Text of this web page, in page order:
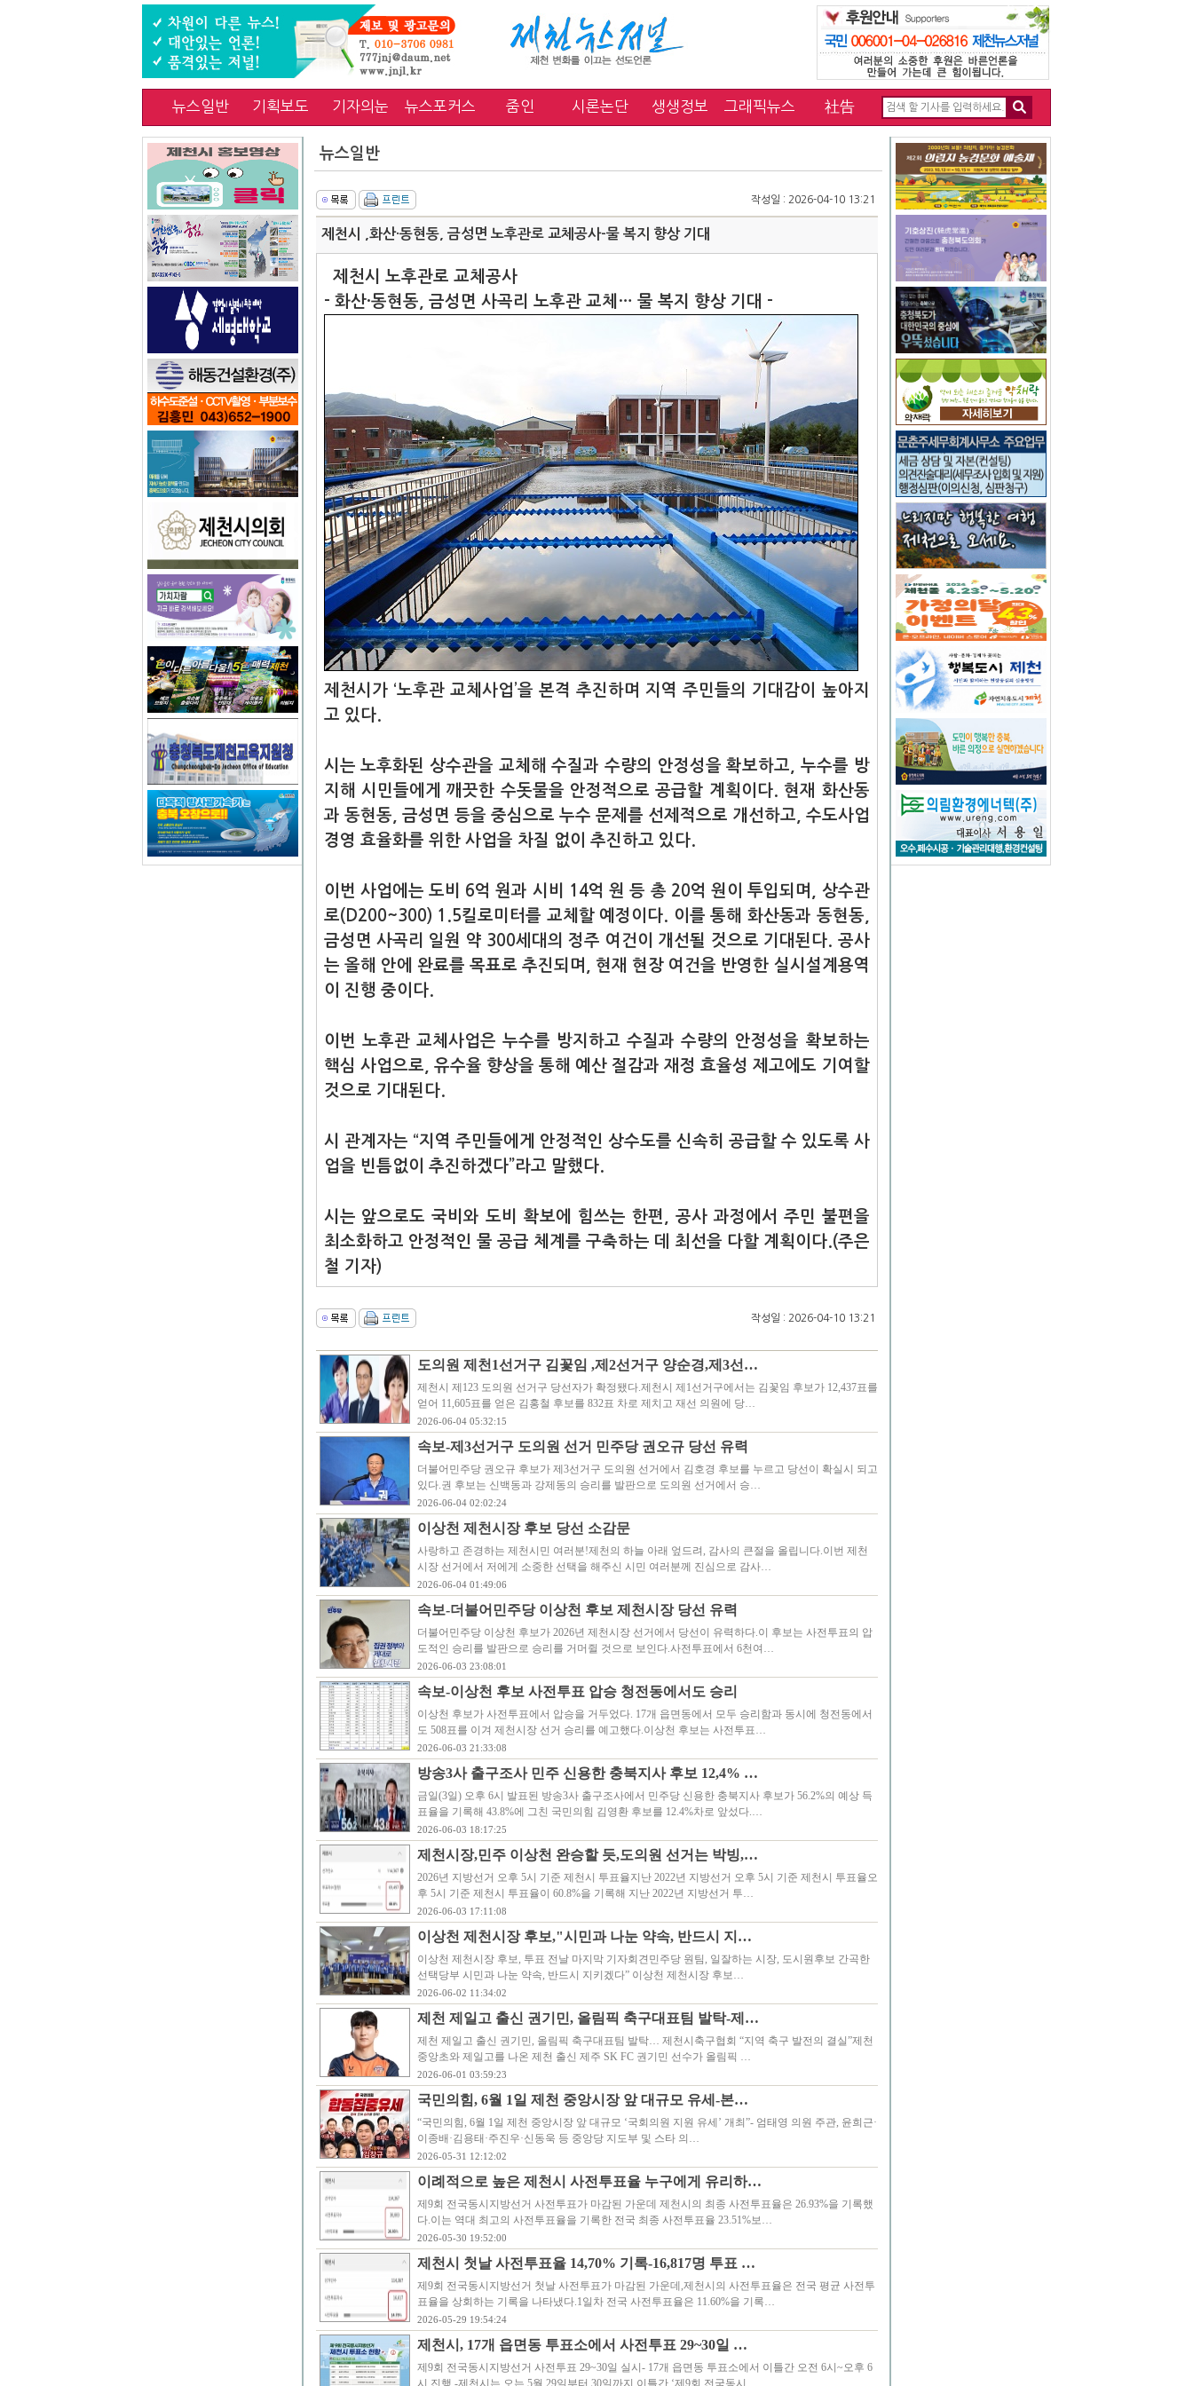
뉴스일반 기획보도 기자의눈 뉴스포커스 줌인 시론논단 생생정보 그래픽뉴스 社告
뉴스일반
작성일 : 2026-04-10 13:21
제천시 ,화산·동현동, 금성면 노후관로 교체공사-물 복지 향상 기대
제천시 노후관로 교체공사
- 화산·동현동, 금성면 사곡리 노후관 교체… 물 복지 향상 기대 -
제천시가 ‘노후관 교체사업’을 본격 추진하며 지역 주민들의 기대감이 높아지
고 있다.
시는 노후화된 상수관을 교체해 수질과 수량의 안정성을 확보하고, 누수를 방
지해 시민들에게 깨끗한 수돗물을 안정적으로 공급할 계획이다. 현재 화산동
과 동현동, 금성면 등을 중심으로 누수 문제를 선제적으로 개선하고, 수도사업
경영 효율화를 위한 사업을 차질 없이 추진하고 있다.
이번 사업에는 도비 6억 원과 시비 14억 원 등 총 20억 원이 투입되며, 상수관
로(D200~300) 1.5킬로미터를 교체할 예정이다. 이를 통해 화산동과 동현동,
금성면 사곡리 일원 약 300세대의 정주 여건이 개선될 것으로 기대된다. 공사
는 올해 안에 완료를 목표로 추진되며, 현재 현장 여건을 반영한 실시설계용역
이 진행 중이다.
이번 노후관 교체사업은 누수를 방지하고 수질과 수량의 안정성을 확보하는
핵심 사업으로, 유수율 향상을 통해 예산 절감과 재정 효율성 제고에도 기여할
것으로 기대된다.
시 관계자는 “지역 주민들에게 안정적인 상수도를 신속히 공급할 수 있도록 사
업을 빈틈없이 추진하겠다”라고 말했다.
시는 앞으로도 국비와 도비 확보에 힘쓰는 한편, 공사 과정에서 주민 불편을
최소화하고 안정적인 물 공급 체계를 구축하는 데 최선을 다할 계획이다.(주은
철 기자)
작성일 : 2026-04-10 13:21
도의원 제천1선거구 김꽃임 ,제2선거구 양순경,제3선…
제천시 제123 도의원 선거구 당선자가 확정됐다.제천시 제1선거구에서는 김꽃임 후보가 12,437표를
얻어 11,605표를 얻은 김홍철 후보를 832표 차로 제치고 재선 의원에 당…
2026-06-04 05:32:15
속보-제3선거구 도의원 선거 민주당 권오규 당선 유력
더불어민주당 권오규 후보가 제3선거구 도의원 선거에서 김호경 후보를 누르고 당선이 확실시 되고
있다.권 후보는 신백동과 강제동의 승리를 발판으로 도의원 선거에서 승…
2026-06-04 02:02:24
이상천 제천시장 후보 당선 소감문
사랑하고 존경하는 제천시민 여러분!제천의 하늘 아래 엎드려, 감사의 큰절을 올립니다.이번 제천
시장 선거에서 저에게 소중한 선택을 해주신 시민 여러분께 진심으로 감사…
2026-06-04 01:49:06
속보-더불어민주당 이상천 후보 제천시장 당선 유력
더불어민주당 이상천 후보가 2026년 제천시장 선거에서 당선이 유력하다.이 후보는 사전투표의 압
도적인 승리를 발판으로 승리를 거머쥘 것으로 보인다.사전투표에서 6천여…
2026-06-03 23:08:01
속보-이상천 후보 사전투표 압승 청전동에서도 승리
이상천 후보가 사전투표에서 압승을 거두었다. 17개 읍면동에서 모두 승리함과 동시에 청전동에서
도 508표를 이겨 제천시장 선거 승리를 예고했다.이상천 후보는 사전투표…
2026-06-03 21:33:08
방송3사 출구조사 민주 신용한 충북지사 후보 12,4% …
금일(3일) 오후 6시 발표된 방송3사 출구조사에서 민주당 신용한 충북지사 후보가 56.2%의 예상 득
표율을 기록해 43.8%에 그친 국민의힘 김영환 후보를 12.4%차로 앞섰다.…
2026-06-03 18:17:25
제천시장,민주 이상천 완승할 듯,도의원 선거는 박빙,…
2026년 지방선거 오후 5시 기준 제천시 투표율지난 2022년 지방선거 오후 5시 기준 제천시 투표율오
후 5시 기준 제천시 투표율이 60.8%을 기록해 지난 2022년 지방선거 투…
2026-06-03 17:11:08
이상천 제천시장 후보,"시민과 나눈 약속, 반드시 지…
이상천 제천시장 후보, 투표 전날 마지막 기자회견민주당 원팀, 일잘하는 시장, 도시원후보 간곡한
선택당부 시민과 나눈 약속, 반드시 지키겠다” 이상천 제천시장 후보…
2026-06-02 11:34:02
제천 제일고 출신 권기민, 올림픽 축구대표팀 발탁-제…
제천 제일고 출신 권기민, 올림픽 축구대표팀 발탁… 제천시축구협회 “지역 축구 발전의 결실”제천
중앙초와 제일고를 나온 제천 출신 제주 SK FC 권기민 선수가 올림픽 …
2026-06-01 03:59:23
국민의힘, 6월 1일 제천 중앙시장 앞 대규모 유세-본…
“국민의힘, 6월 1일 제천 중앙시장 앞 대규모 ‘국회의원 지원 유세’ 개최”- 엄태영 의원 주관, 윤희근·
이종배·김용태·주진우·신동욱 등 중앙당 지도부 및 스타 의…
2026-05-31 12:12:02
이례적으로 높은 제천시 사전투표율 누구에게 유리하…
제9회 전국동시지방선거 사전투표가 마감된 가운데 제천시의 최종 사전투표율은 26.93%을 기록했
다.이는 역대 최고의 사전투표율을 기록한 전국 최종 사전투표율 23.51%보…
2026-05-30 19:52:00
제천시 첫날 사전투표율 14,70% 기록-16,817명 투표 …
제9회 전국동시지방선거 첫날 사전투표가 마감된 가운데,제천시의 사전투표율은 전국 평균 사전투
표율을 상회하는 기록을 나타냈다.1일차 전국 사전투표율은 11.60%을 기록…
2026-05-29 19:54:24
제천시, 17개 읍면동 투표소에서 사전투표 29~30일 …
제9회 전국동시지방선거 사전투표 29~30일 실시- 17개 읍면동 투표소에서 이틀간 오전 6시~오후 6
시 진행 -제천시는 오는 5월 29일부터 30일까지 이틀간 ‘제9회 전국동시…